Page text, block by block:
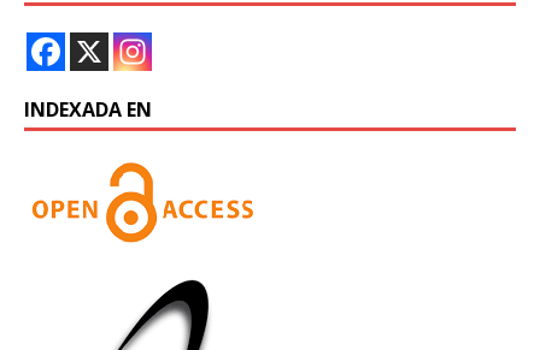
INDEXADA EN